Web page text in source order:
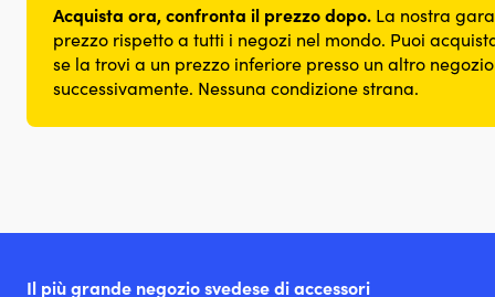
Acquista ora, confronta il prezzo dopo. La nostra
prezzo rispetto a tutti i negozi nel mondo. Puoi
se la trovi a un prezzo inferiore presso un altro
successivamente. Nessuna condizione strana.
Il più grande negozio svedese di accessori